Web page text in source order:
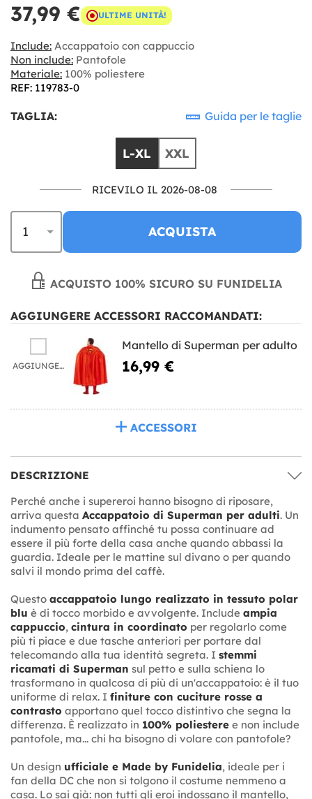
37,99 € ULTIME UNITÀ!
Include: Accappatoio con cappuccio
Non include: Pantofole
Materiale: 100% poliestere
REF: 119783-0
TAGLIA: Guida per le taglie
L-XL XXL
RICEVILO IL 2026-08-08
ACQUISTA
ACQUISTO 100% SICURO SU FUNIDELIA
AGGIUNGERE ACCESSORI RACCOMANDATI:
AGGIUNGERE
Mantello di Superman per adulto
16,99 €
ACCESSORI
DESCRIZIONE
Perché anche i supereroi hanno bisogno di riposare,
arriva questa Accappatoio di Superman per adulti. Un
indumento pensato affinché tu possa continuare ad
essere il più forte della casa anche quando abbassi la
guardia. Ideale per le mattine sul divano o per quando
salvi il mondo prima del caffè.
Questo accappatoio lungo realizzato in tessuto polar
blu è di tocco morbido e avvolgente. Include ampia
cappuccio, cintura in coordinato per regolarlo come
più ti piace e due tasche anteriori per portare dal
telecomando alla tua identità segreta. I stemmi
ricamati di Superman sul petto e sulla schiena lo
trasformano in qualcosa di più di un'accappatoio: è il tuo
uniforme di relax. I finiture con cuciture rosse a
contrasto apportano quel tocco distintivo che segna la
differenza. È realizzato in 100% poliestere e non include
pantofole, ma... chi ha bisogno di volare con pantofole?
Un design ufficiale e Made by Funidelia, ideale per i
fan della DC che non si tolgono il costume nemmeno a
casa. Lo sai già: non tutti gli eroi indossano il mantello,